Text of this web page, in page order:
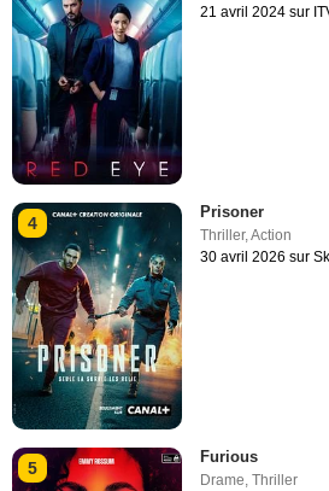
21 avril 2024 sur
4
Prisoner
Thriller,Action
30 avril 2026 sur
5
Furious
Drame,Thriller